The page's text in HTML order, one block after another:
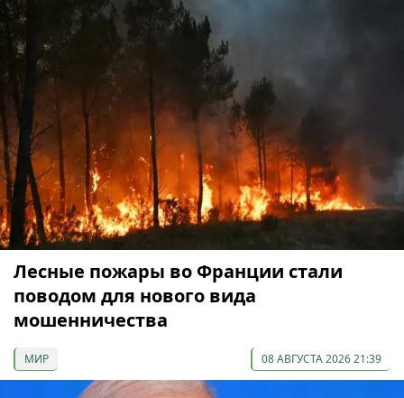
Лесные пожары во Франции стали
поводом для нового вида
мошенничества
МИР 08 АВГУСТА 2026 21:39